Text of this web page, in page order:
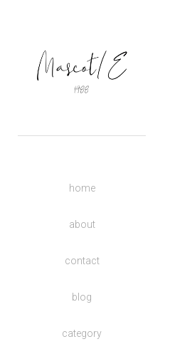
home
about
contact
blog
category